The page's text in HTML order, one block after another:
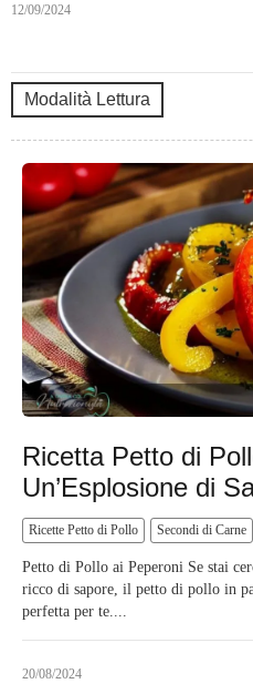
12/09/2024
Modalità Lettura
Ricetta Petto di
Un’Esplosione di
Ricette Petto di Pollo Secondi di Carne
Petto di Pollo ai Peperoni Se stai
ricco di sapore, il petto di pollo in
perfetta per te....
20/08/2024